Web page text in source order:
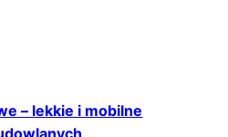
– lekkie i mobilne